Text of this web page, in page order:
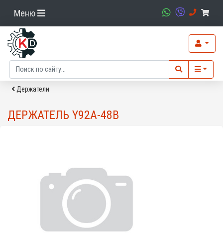
Меню
Держатели
ДЕРЖАТЕЛЬ Y92A-48B